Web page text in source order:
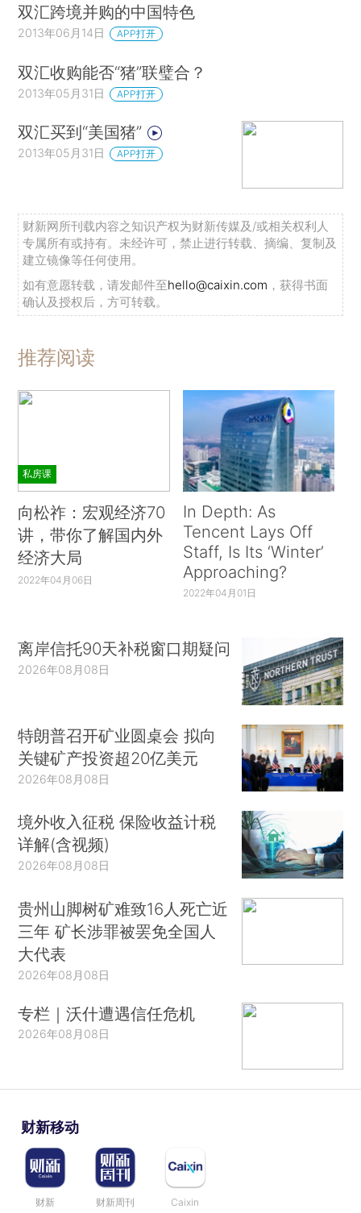
双汇跨境并购的中国特色
2013年06月14日 APP打开
双汇收购能否“猪”联璧合？
2013年05月31日 APP打开
双汇买到“美国猪”
2013年05月31日 APP打开
财新网所刊载内容之知识产权为财新传媒及/或相关权利人
专属所有或持有。未经许可，禁止进行转载、摘编、复制及
建立镜像等任何使用。
如有意愿转载，请发邮件至hello@caixin.com ，获得书面
确认及授权后，方可转载。
推荐阅读
私房课
向松祚：宏观经济70
讲，带你了解国内外
经济大局
2022年04月06日
In Depth: As
Tencent Lays Off
Staff, Is Its ‘Winter’
Approaching?
2022年04月01日
离岸信托90天补税窗口期疑问
2026年08月08日
特朗普召开矿业圆桌会 拟向
关键矿产投资超20亿美元
2026年08月08日
境外收入征税 保险收益计税
详解(含视频)
2026年08月08日
贵州山脚树矿难致16人死亡近
三年 矿长涉罪被罢免全国人
大代表
2026年08月08日
专栏｜沃什遭遇信任危机
2026年08月08日
财新移动
财新 财新周刊 Caixin